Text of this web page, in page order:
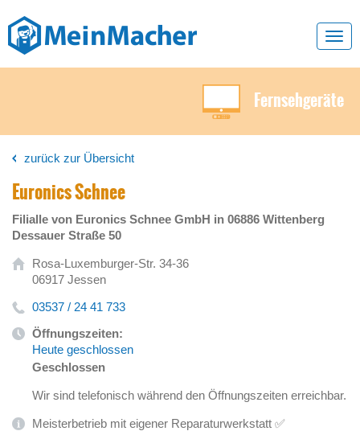
Fernsehgeräte
zurück zur Übersicht
Euronics Schnee
Filialle von Euronics Schnee GmbH in 06886 Wittenberg
Dessauer Straße 50
Rosa-Luxemburger-Str. 34-36
06917 Jessen
03537 / 24 41 733
Öffnungszeiten:
Heute geschlossen
Geschlossen
Wir sind telefonisch während den Öffnungszeiten erreichbar.
Meisterbetrieb mit eigener Reparaturwerkstatt ✅